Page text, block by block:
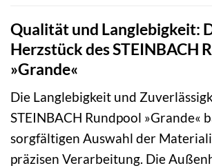
Qualität und Langlebigkeit:
Herzstück des STEINBACH
»Grande«
Die Langlebigkeit und
STEINBACH Rundpool »Grande«
sorgfältigen Auswahl der
präzisen Verarbeitung. Die